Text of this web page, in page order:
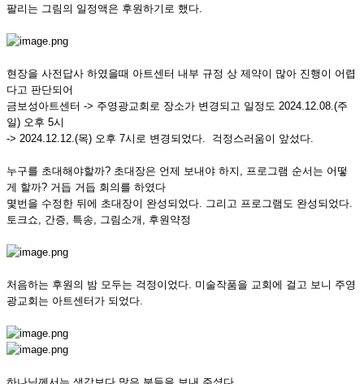
팔리는 그림의 일정액은 후원하기로 했다.
현장을 사전답사 하였을때 아트센터 내부 규정 상 제약이 많아 진행이 어렵
다고 판단되어
금보성아트센터 -> 주영광교회로 장소가 변경되고 일정도 2024.12.08.(주
일) 오후 5시
-> 2024.12.12.(목) 오후 7시로 변경되었다. 걱정스러움이 앞섰다.
누구를 초대해야할까? 초대장은 언제 보내야 하지, 프로그램 순서는 어떻
게 할까? 거듭 거듭 회의를 하였다
몇번을 수정한 뒤에 초대장이 완성되었다. 그리고 프로그램도 완성되었다.
토크쇼, 간증, 특송, 그림소개, 후원약정
처음하는 후원의 밤 모두는 걱정이었다. 미술작품을 교회에 걸고 보니 주영
광교회는 아트센터가 되었다.